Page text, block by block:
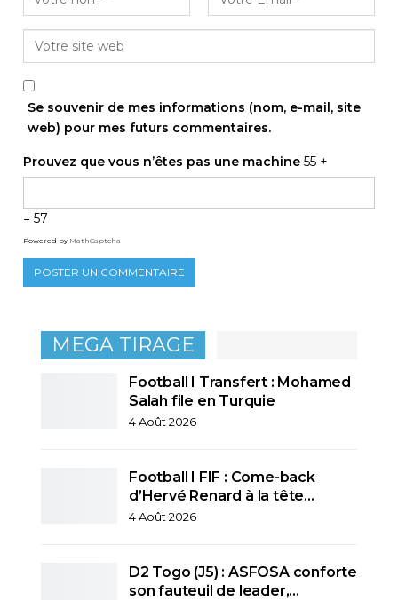
Se souvenir de mes informations (nom, e-mail, site
web) pour mes futurs commentaires.
Prouvez que vous n’êtes pas une machine 55 +
= 57
Powered by MathCaptcha
MEGA TIRAGE
Football I Transfert : Mohamed
Salah file en Turquie
4 Août 2026
Football I FIF : Come-back
d’Hervé Renard à la tête…
4 Août 2026
D2 Togo (J5) : ASFOSA conforte
son fauteuil de leader,…